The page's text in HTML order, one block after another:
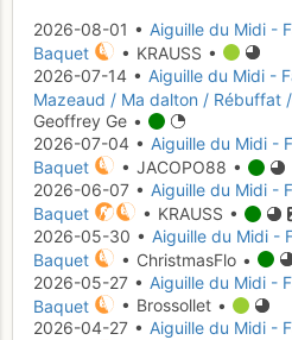
2026-08-01 • Aiguille du Midi -
Baquet
• KRAUSS •
2026-07-14 • Aiguille du Midi -
Mazeaud / Ma dalton / Rébuffat
Geoffrey Ge •
2026-07-04 • Aiguille du Midi -
Baquet
• JACOPO88 •
2026-06-07 • Aiguille du Midi -
Baquet
• KRAUSS •
2026-05-30 • Aiguille du Midi -
Baquet
• ChristmasFlo •
2026-05-27 • Aiguille du Midi -
Baquet
• Brossollet •
2026-04-27 • Aiguille du Midi -